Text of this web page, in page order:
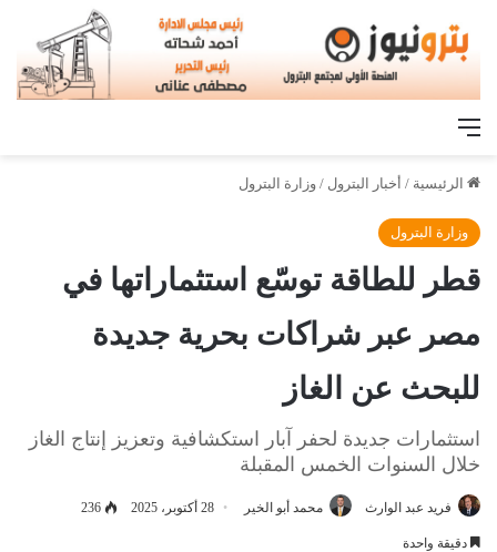
القائمة
الرئيسية / أخبار البترول / وزارة البترول
وزارة البترول
قطر للطاقة توسّع استثماراتها في
مصر عبر شراكات بحرية جديدة
للبحث عن الغاز
استثمارات جديدة لحفر آبار استكشافية وتعزيز إنتاج الغاز
خلال السنوات الخمس المقبلة
فريد عبد الوارث محمد أبو الخير 28 أكتوبر، 2025 236
دقيقة واحدة